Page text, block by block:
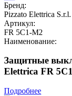
Бренд:
Pizzato Elettrica S.r.l.
Артикул:
FR 5C1-M2
Наименование:
Защитные
Elettrica FR
Подробнее